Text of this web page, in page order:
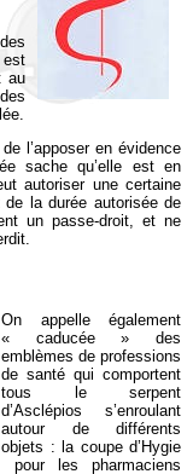
est
au
l’apposer en évidence
sache qu’elle est en
autoriser une certaine
la durée autorisée de
un passe-droit, et ne
On appelle également
« caducée » des
emblèmes de professions
de santé qui comportent
tous le serpent
d’Asclépios s’enroulant
autour de différents
objets : la coupe d’Hygie
pour les pharmaciens